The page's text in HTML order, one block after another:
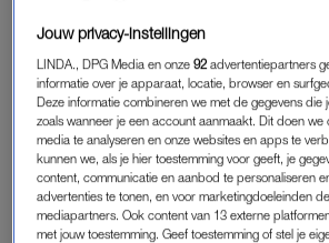
MUD JEANS
Als het aan MUD Jeans ligt, veranderen
mode-industrie. En dat begint met de
principecirculair design. Elke jeans wordt
gerecycled. Daarnaast zijn de broeken vrij
de productie veilig en eerlijk.
Jouw privacy-instellingen
LINDA., DPG Media en onze92 advertentiepartners
informatie over je apparaat, locatie, browser en
Deze informatie combineren we met de gegevens die
zoals wanneer je een account aanmaakt. Dit doen we
media te analyseren en onze websites en apps te
kunnen we, als je hier toestemming voor geeft, je
content, communicatie en aanbod te personaliseren
advertenties te tonen, en voor marketingdoeleinden
mediapartners. Ook content van 13 externe
met jouw toestemming. Geef toestemming of stel je